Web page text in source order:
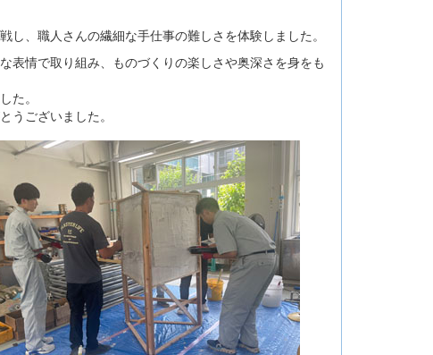
、職人さんの繊細な手仕事の難しさを体験しました。
情で取り組み、ものづくりの楽しさや奥深さを身をも
た。
ございました。